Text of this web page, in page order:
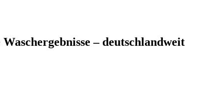
– deutschlandweit